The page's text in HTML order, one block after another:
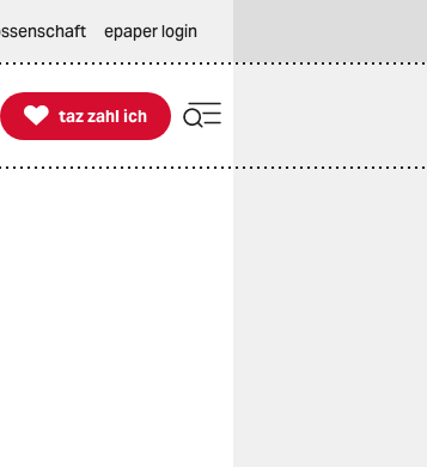
epaper login

taz zahl ich
taz zahl ich